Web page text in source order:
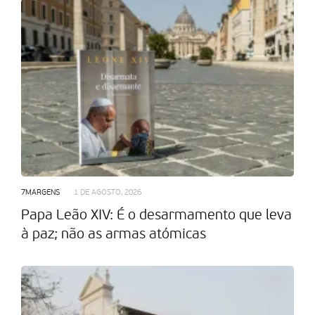
7MARGENS 1 DE AGOSTO, 2026
Papa Leão XIV: É o desarmamento que leva
à paz; não as armas atómicas